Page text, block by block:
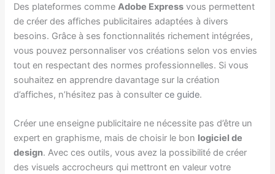
Des plateformes commeAdobe Express vous permettent
de créer des affiches publicitaires adaptées à divers
besoins. Grâce à ses fonctionnalités richement intégrées,
vous pouvez personnaliser vos créations selon vos envies
tout en respectant des normes professionnelles. Si vous
souhaitez en apprendre davantage sur la création
d’affiches, n’hésitez pas à consulterce guide.
Créer une enseigne publicitaire ne nécessite pas d’être un
expert en graphisme, mais de choisir le bon logiciel de
design. Avec ces outils, vous avez la possibilité de créer
des visuels accrocheurs qui mettront en valeur votre